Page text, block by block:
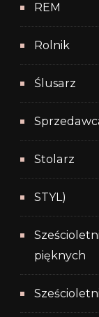
REM
Rolnik
Ślusarz
Stolarz
STYL)
pięknych